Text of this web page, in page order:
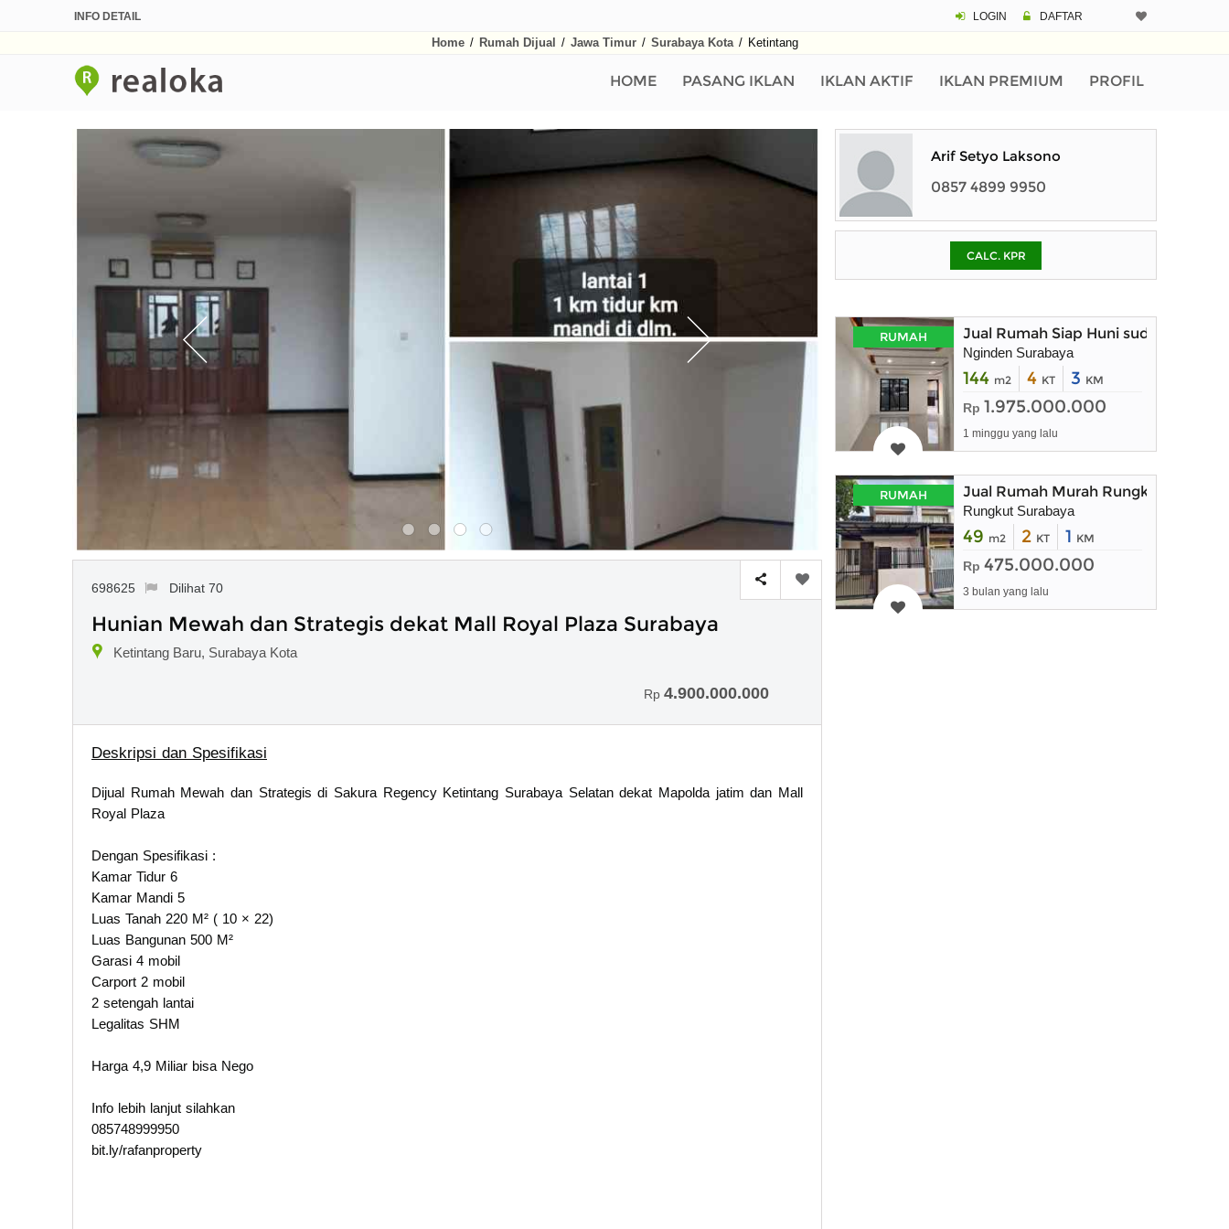
INFO DETAIL LOGIN DAFTAR
Home / Rumah Dijual / Jawa Timur / Surabaya Kota / Ketintang
HOME PASANG IKLAN IKLAN AKTIF IKLAN PREMIUM PROFIL
698625 Dilihat 70
Hunian Mewah dan Strategis dekat Mall Royal Plaza Surabaya
Ketintang Baru, Surabaya Kota
Rp 4.900.000.000
Deskripsi dan Spesifikasi
Dijual Rumah Mewah dan Strategis di Sakura Regency Ketintang Surabaya Selatan dekat Mapolda jatim dan Mall
Royal Plaza
Dengan Spesifikasi :
Kamar Tidur 6
Kamar Mandi 5
Luas Tanah 220 M² ( 10 × 22)
Luas Bangunan 500 M²
Garasi 4 mobil
Carport 2 mobil
2 setengah lantai
Legalitas SHM
Harga 4,9 Miliar bisa Nego
Info lebih lanjut silahkan
085748999950
bit.ly/rafanproperty
Pinjaman (PIN)
pada kotak-
Arif Setyo Laksono
0857 4899 9950
CALC. KPR
RUMAH Jual Rumah Siap Huni sudah
Nginden Surabaya
144 m2 4 KT 3 KM
Rp 1.975.000.000
1 minggu yang lalu
RUMAH Jual Rumah Murah Rungkut
Rungkut Surabaya
49 m2 2 KT 1 KM
Rp 475.000.000
3 bulan yang lalu